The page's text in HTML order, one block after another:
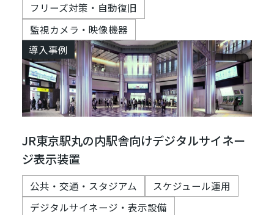
フリーズ対策・自動復旧
監視カメラ・映像機器
導入事例
JR東京駅丸の内駅舎向けデジタルサイネー
ジ表示装置
公共・交通・スタジアム
スケジュール運用
デジタルサイネージ・表示設備